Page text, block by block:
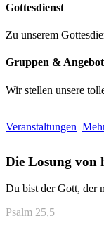
Gottesdienst
Zu unserem
Gruppen &
Wir stellen unsere
Veranstaltungen
Die Losung von
Du bist der Gott, der
Psalm 25,5